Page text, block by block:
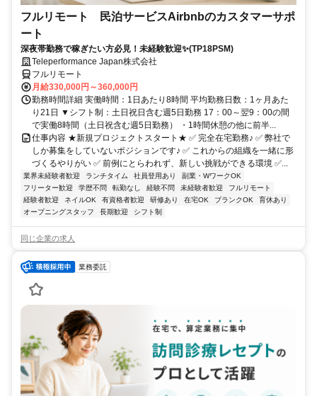
フルリモート 民泊サービスAirbnbのカスタマーサポ
ート
深夜帯勤務で稼ぎたい方必見！未経験歓迎✨(TP18PSM)
Teleperformance Japan株式会社
フルリモート
月給330,000円～360,000円
勤務時間詳細 実働時間：1日あたり8時間 平均勤務日数：1ヶ月あた
り21日 ▼シフト制：土日祝日含む週5日勤務 17：00～翌9：00の間
で実働8時間（土日祝含む週5日勤務） ・1時間休憩の他に前半...
仕事内容 ★新規プロジェクトスタート★ ✅ 完全在宅勤務♪ ✅ 弊社で
しか募集をしていないポジションです♪ ✅ これからの組織を一緒に形
づくるやりがい ✅ 前例にとらわれず、新しい挑戦ができる環境 ✅...
業界未経験者歓迎 ランチタイム 社員登用あり
副業・WワークOK
フリーター歓迎
学歴不問 転勤なし 経験不問 未経験者歓迎
フルリモート
経験者歓迎
ネイルOK 有資格者歓迎 研修あり 在宅OK ブランクOK
育休あり
オープニングスタッフ
長期歓迎 シフト制
同じ企業の求人
業務委託